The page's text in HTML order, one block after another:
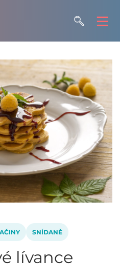
SNÍDANĚ
lívance